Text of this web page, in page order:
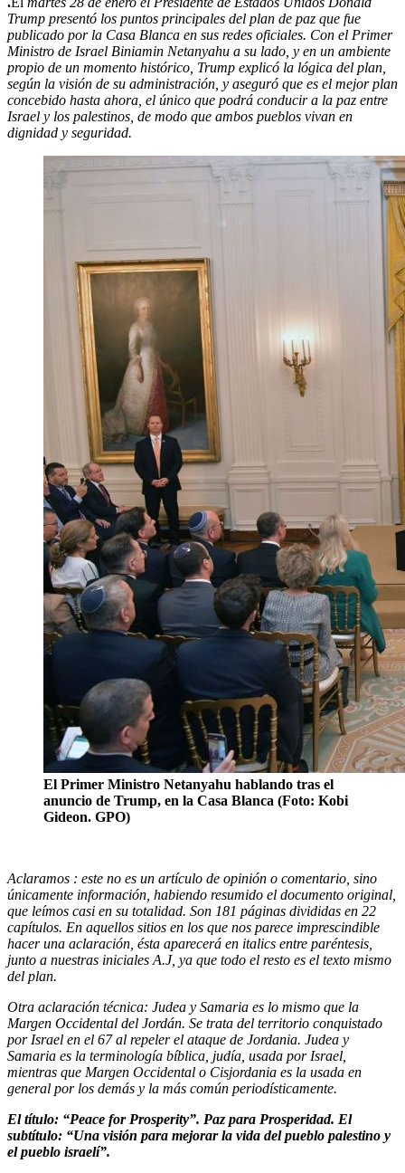
Trump presentó los puntos principales del plan de paz que fue
publicado por la Casa Blanca en sus redes oficiales. Con el Primer
Ministro de Israel Biniamin Netanyahu a su lado, y en un ambiente
propio de un momento histórico, Trump explicó la lógica del plan,
según la visión de su administración, y aseguró que es el mejor plan
concebido hasta ahora, el único que podrá conducir a la paz entre
Israel y los palestinos, de modo que ambos pueblos vivan en
dignidad y seguridad.
El Primer Ministro Netanyahu hablando tras el
anuncio de Trump, en la Casa Blanca (Foto: Kobi
Gideon. GPO)
Aclaramos : este no es un artículo de opinión o comentario, sino
únicamente información, habiendo resumido el documento original,
que leímos casi en su totalidad. Son 181 páginas divididas en 22
capítulos. En aquellos sitios en los que nos parece imprescindible
hacer una aclaración, ésta aparecerá en italics entre paréntesis,
junto a nuestras iniciales A.J, ya que todo el resto es el texto mismo
del plan.
Otra aclaración técnica: Judea y Samaria es lo mismo que la
Margen Occidental del Jordán. Se trata del territorio conquistado
por Israel en el 67 al repeler el ataque de Jordania. Judea y
Samaria es la terminología bíblica, judía, usada por Israel,
mientras que Margen Occidental o Cisjordania es la usada en
general por los demás y la más común periodísticamente.
El título: “Peace for Prosperity”. Paz para Prosperidad. El
subtítulo: “Una visión para mejorar la vida del pueblo palestino y
el pueblo israelí”.